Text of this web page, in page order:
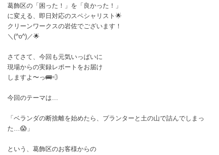
葛飾区の「困った！」を「良かった！」
に変える、即日対応のスペシャリスト🌟
クリーンワークスの岩佐でございます！
＼(^o^)／🌟
さてさて、今回も元気いっぱいに
現場からの実録レポートをお届け
しますよ〜っ🚌💨
今回のテーマは…
「ベランダの断捨離を始めたら、プランターと土の山で詰んでしまっ
た…😱」
という、葛飾区のお客様からの